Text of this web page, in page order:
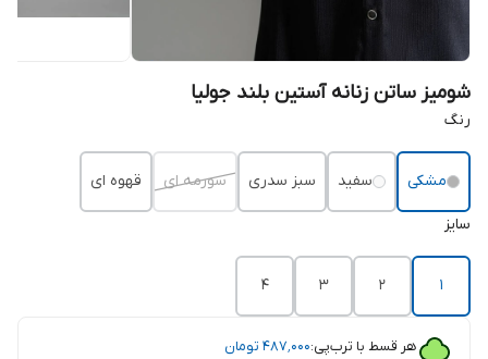
شومیز ساتن زنانه آستین بلند جولیا
رنگ
مشکی سفید سبز سدری سورمه ای قهوه ای
سایز
1
2
3
4
هر قسط با ترب‌پی:۴۸۷٬۰۰۰ تومان